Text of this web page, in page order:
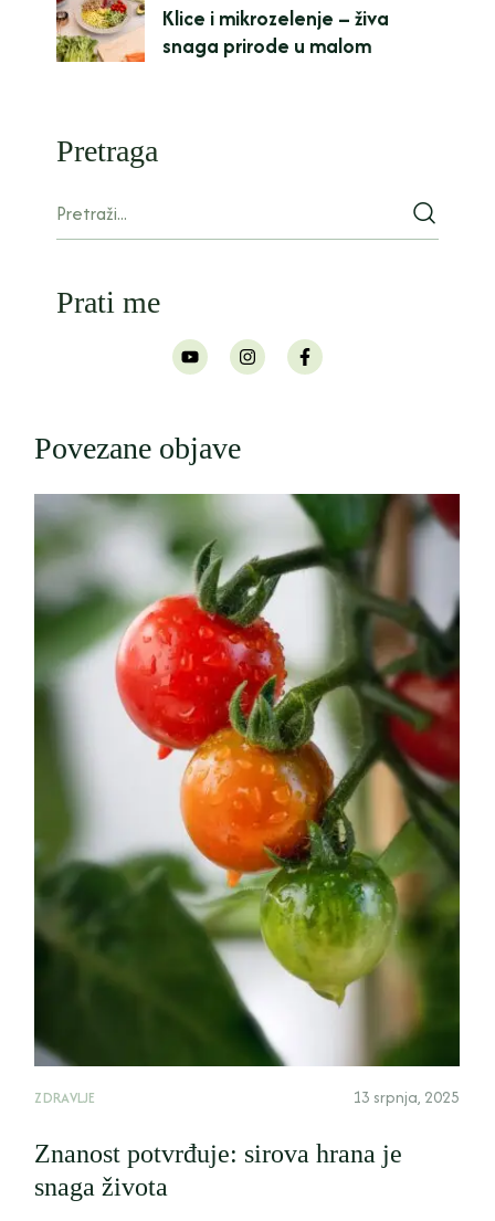
Klice i mikrozelenje – živa
snaga prirode u malom
Pretraga
Prati me
Povezane objave
ZDRAVLJE 13 srpnja, 2025
Znanost potvrđuje: sirova hrana je
snaga života